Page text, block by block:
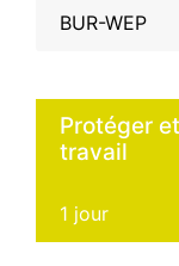
qualités
traite la
BUR-WEP
Protéger
travail
1 jour